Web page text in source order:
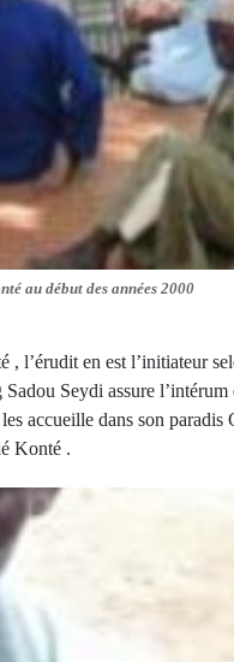
au début des années 2000
l’érudit en est l’initiateur
Seydi assure
accueille dans son paradis
Konté .